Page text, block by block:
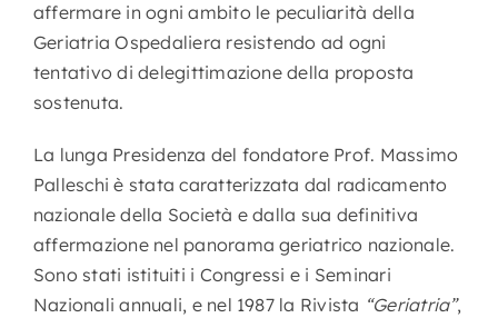
affermare in ogni ambito le peculiarità della
Geriatria Ospedaliera resistendo ad ogni
tentativo di delegittimazione della proposta
sostenuta.
La lunga Presidenza del fondatore Prof. Massimo
Palleschi è stata caratterizzata dal radicamento
nazionale della Società e dalla sua definitiva
affermazione nel panorama geriatrico nazionale.
Sono stati istituiti i Congressi e i Seminari
Nazionali annuali, e nel 1987 la Rivista “Geriatria”,